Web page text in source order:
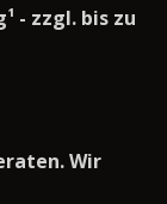
- zzgl. bis zu
Wir